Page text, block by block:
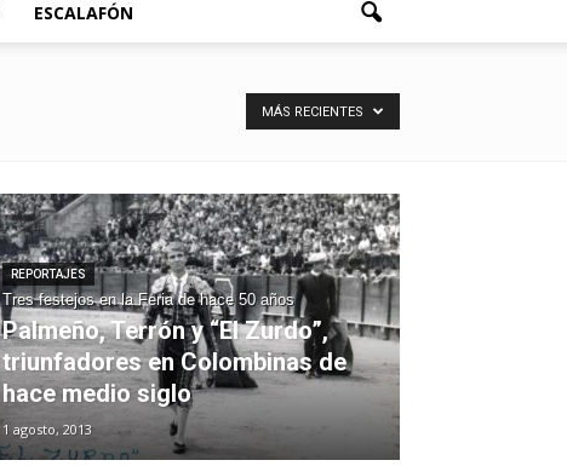
ESCALAFÓN
MÁS RECIENTES
REPORTAJES
Tres festejos en la Feria de hace 50 años
Palmeño, Terrón y “El Zurdo”,
triunfadores en Colombinas de
hace medio siglo
1 agosto, 2013